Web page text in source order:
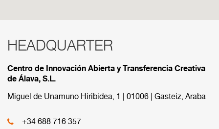
HEADQUARTER
Centro de Innovación Abierta y Transferencia Creativa
de Álava, S.L.
Miguel de Unamuno Hiribidea, 1 | 01006 | Gasteiz, Araba
+34 688 716 357
RED COMERCIAL
Below are the divisions that make up our
commercial network.